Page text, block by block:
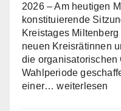
2026 – Am heutigen
konstituierende
Kreistages
neuen Kreisrätinnen
die organisatorischen
Wahlperiode
einer…AfD
weiterlesen